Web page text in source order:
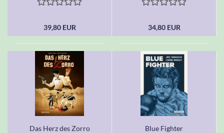
39,80 EUR 34,80 EUR
Das Herz des Zorro Blue Fighter